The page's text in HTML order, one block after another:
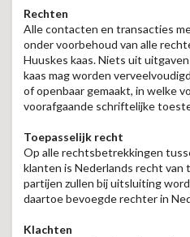
Rechten
Alle contacten en transacties
onder voorbehoud van alle
Huuskes kaas. Niets uit
kaas mag worden
of openbaar gemaakt, in welke
voorafgaande schriftelijke
Toepasselijk recht
Op alle rechtsbetrekkingen
klanten is Nederlands recht van
partijen zullen bij uitsluiting
daartoe bevoegde rechter in
Klachten